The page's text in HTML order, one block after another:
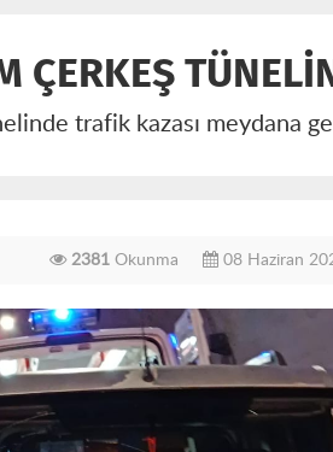
ÇERKEŞ
trafik kazası meydana
08 Haziran
2381 Okunma